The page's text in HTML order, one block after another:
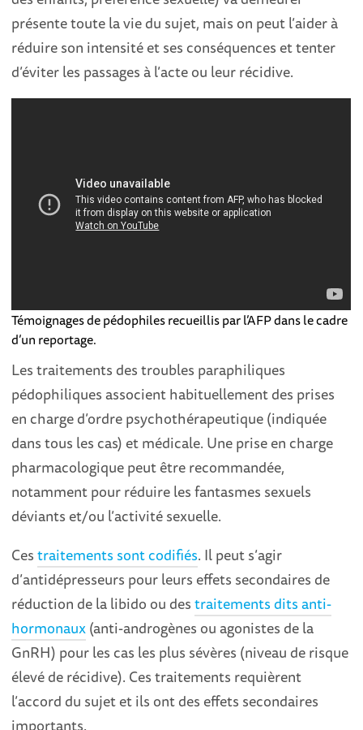
présente toute la vie du sujet, mais on peut l’aider à
réduire son intensité et ses conséquences et tenter
d’éviter les passages à l’acte ou leur récidive.
Témoignages de pédophiles recueillis par l’AFP dans le cadre
d’un reportage.
Les traitements des troubles paraphiliques
pédophiliques associent habituellement des prises
en charge d’ordre psychothérapeutique (indiquée
dans tous les cas) et médicale. Une prise en charge
pharmacologique peut être recommandée,
notamment pour réduire les fantasmes sexuels
déviants et/ou l’activité sexuelle.
Cestraitements sont codifiés. Il peut s’agir
d’antidépresseurs pour leurs effets secondaires de
réduction de la libido ou destraitements dits anti-
hormonaux(anti-androgènes ou agonistes de la
GnRH) pour les cas les plus sévères (niveau de risque
élevé de récidive). Ces traitements requièrent
l’accord du sujet et ils ont des effets secondaires
importants.